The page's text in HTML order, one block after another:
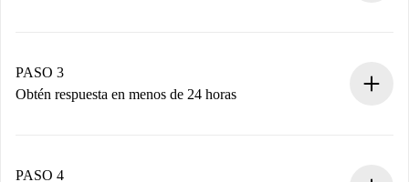
propietario acepte.
PASO 3
Obtén respuesta en menos de 24 horas
contacto con el propietario.
PASO 4